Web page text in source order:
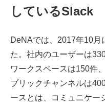
しているSlack
DeNAでは、2017年10月
た。社内のユーザーは
ワークスペースは150件
ブリックチャンネルは
ースとは、コミュニケー